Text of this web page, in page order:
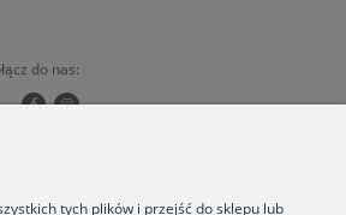
do nas:
tych plików i przejść do sklepu lub